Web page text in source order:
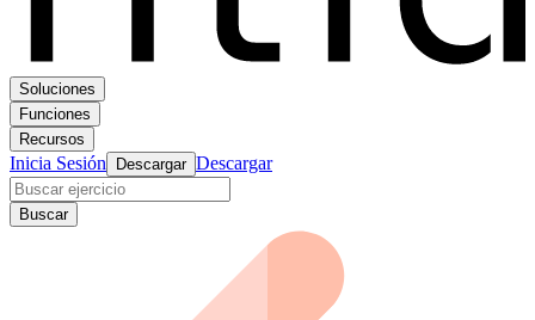
Soluciones
Funciones
Recursos
Inicia Sesión Descargar Descargar
Buscar